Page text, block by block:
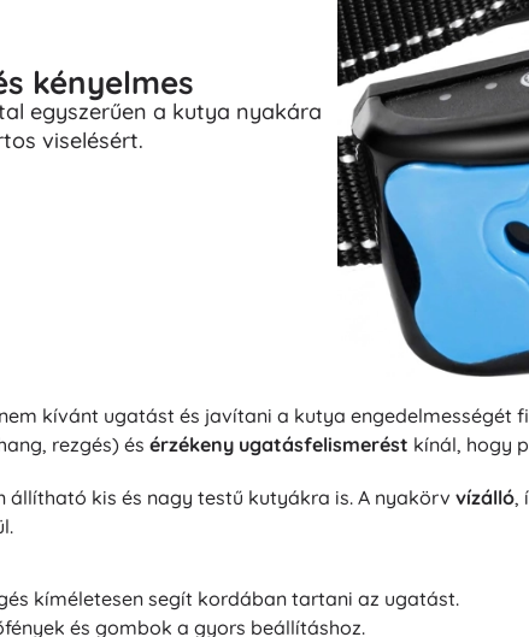
kényelmes
egyszerűen a kutya nyakára
viselésért.
kívánt ugatást és javítani a kutya engedelmességét
rezgés) és érzékeny ugatásfelismerést kínál, hogy
állítható kis és nagy testű kutyákra is. A nyakörv vízálló,
kíméletesen segít kordában tartani az ugatást.
és gombok a gyors beállításhoz.